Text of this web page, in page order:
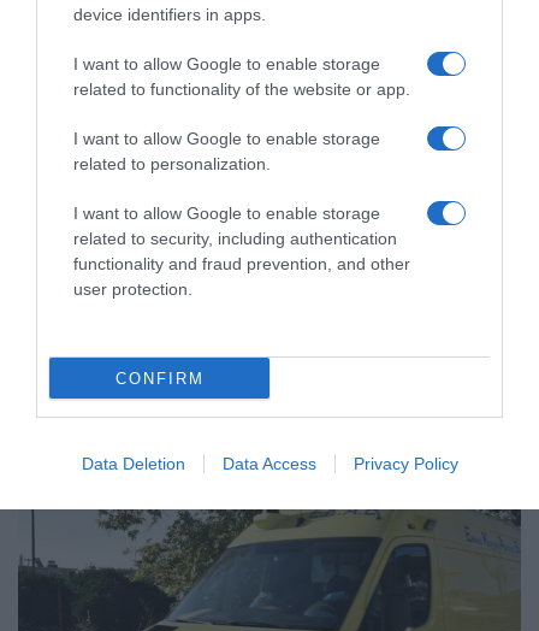
device identifiers in apps.
I want to allow Google to enable storage
related to functionality of the website or app.
I want to allow Google to enable storage
related to personalization.
I want to allow Google to enable storage
related to security, including authentication
functionality and fraud prevention, and other
user protection.
CONFIRM
Data Deletion Data Access Privacy Policy
Σοκαριστικό τροχαίο στα Χανιά: Ασθενοφόρο
του ΕΚΑΒ συγκρούστηκε με ΙΧ – Νεκρός ο
ασθενής που μετέφερε (Βίντεο –
Τραυματίστηκαν δυο μέλη του πληρώματος